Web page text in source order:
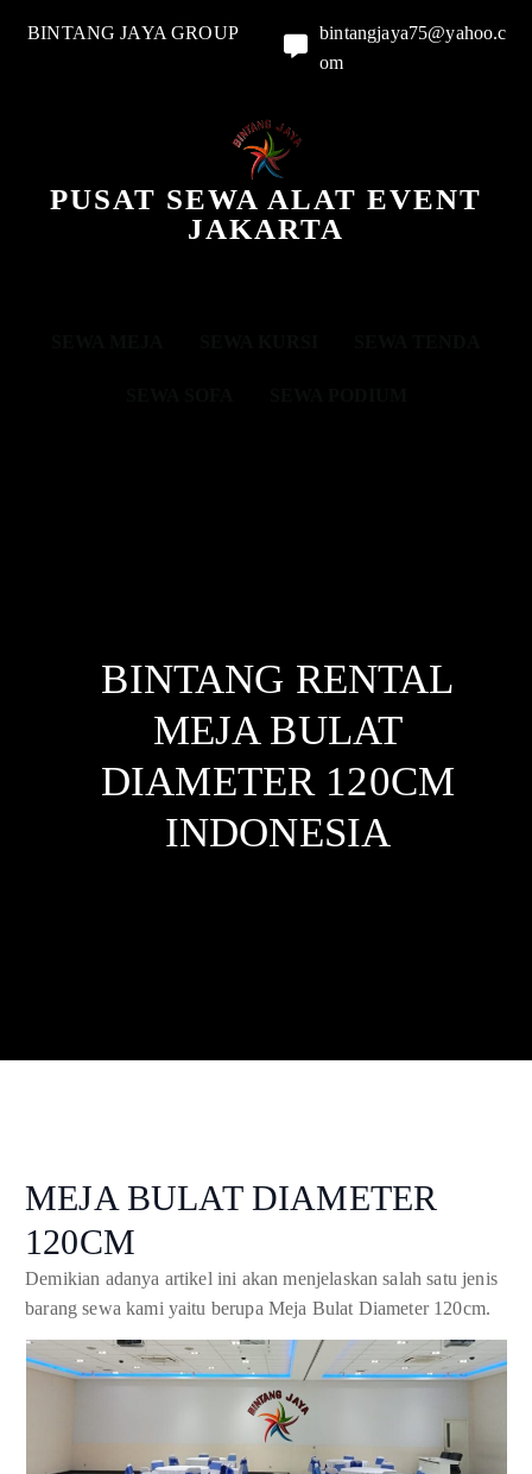
BINTANG JAYA GROUP
bintangjaya75@yahoo.c
om
PUSAT SEWA ALAT EVENT
JAKARTA
BINTANG RENTAL
MEJA BULAT
DIAMETER 120CM
INDONESIA
MEJA BULAT DIAMETER
120CM
Demikian adanya artikel ini akan menjelaskan salah satu jenis
barang sewa kami yaitu berupa Meja Bulat Diameter 120cm.